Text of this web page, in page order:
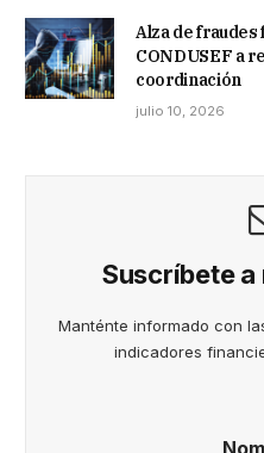
Alza de
CONDUSEF a
coordinación
julio 10, 2026
Suscríbete
Manténte informado con
indicadores